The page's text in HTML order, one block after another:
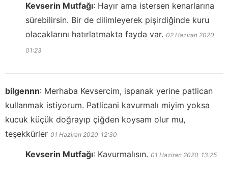
Kevserin Mutfağı: Hayır ama istersen kenarlarına
sürebilirsin. Bir de dilimleyerek pişirdiğinde kuru
olacaklarını hatırlatmakta fayda var. 02 Haziran 2020
01:23
bilgennn: Merhaba Kevsercim, ispanak yerine patlican
kullanmak istiyorum. Patlicani kavurmalı miyim yoksa
kucuk küçük doğrayıp çiğden koysam olur mu,
teşekkürler 01 Haziran 2020 12:30
Kevserin Mutfağı: Kavurmalısın. 01 Haziran 2020 13:25